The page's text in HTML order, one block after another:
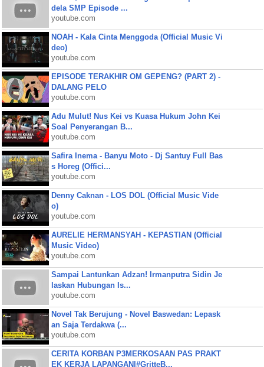
dela SMP Episode ...
youtube.com
NOAH - Kala Cinta Menggoda (Official Music Vi
deo)
youtube.com
EPISODE TERAKHIR OM GEPENG? (PART 2) -
DALANG PELO
youtube.com
Adu Mulut! Nus Kei vs Kuasa Hukum John Kei
Soal Penyerangan B...
youtube.com
Safira Inema - Banyu Moto - Dj Santuy Full Bas
s Horeg (Offici...
youtube.com
Denny Caknan - LOS DOL (Official Music Vide
o)
youtube.com
AURELIE HERMANSYAH - KEPASTIAN (Official
Music Video)
youtube.com
Sampai Lantunkan Adzan! Irmanputra Sidin Je
laskan Hubungan Is...
youtube.com
Novel Tak Berujung - Novel Baswedan: Lepask
an Saja Terdakwa (...
youtube.com
CERITA KORBAN P3MERKOSAAN PAS PRAKT
EK KERJA LAPANGAN|#GritteB...